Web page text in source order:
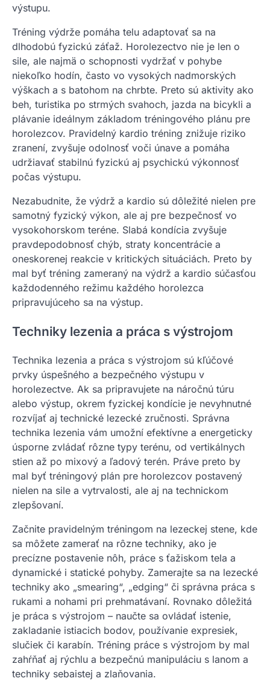
výstupu.
Tréning výdrže pomáha telu adaptovať sa na
dlhodobú fyzickú záťaž. Horolezectvo nie je len o
sile, ale najmä o schopnosti vydržať v pohybe
niekoľko hodín, často vo vysokých nadmorských
výškach a s batohom na chrbte. Preto sú aktivity ako
beh, turistika po strmých svahoch, jazda na bicykli a
plávanie ideálnym základom tréningového plánu pre
horolezcov. Pravidelný kardio tréning znižuje riziko
zranení, zvyšuje odolnosť voči únave a pomáha
udržiavať stabilnú fyzickú aj psychickú výkonnosť
počas výstupu.
Nezabudnite, že výdrž a kardio sú dôležité nielen pre
samotný fyzický výkon, ale aj pre bezpečnosť vo
vysokohorskom teréne. Slabá kondícia zvyšuje
pravdepodobnosť chýb, straty koncentrácie a
oneskorenej reakcie v kritických situáciách. Preto by
mal byť tréning zameraný na výdrž a kardio súčasťou
každodenného režimu každého horolezca
pripravujúceho sa na výstup.
Techniky lezenia a práca s výstrojom
Technika lezenia a práca s výstrojom sú kľúčové
prvky úspešného a bezpečného výstupu v
horolezectve. Ak sa pripravujete na náročnú túru
alebo výstup, okrem fyzickej kondície je nevyhnutné
rozvíjať aj technické lezecké zručnosti. Správna
technika lezenia vám umožní efektívne a energeticky
úsporne zvládať rôzne typy terénu, od vertikálnych
stien až po mixový a ľadový terén. Práve preto by
mal byť tréningový plán pre horolezcov postavený
nielen na sile a vytrvalosti, ale aj na technickom
zlepšovaní.
Začnite pravidelným tréningom na lezeckej stene, kde
sa môžete zamerať na rôzne techniky, ako je
precízne postavenie nôh, práce s ťažiskom tela a
dynamické i statické pohyby. Zamerajte sa na lezecké
techniky ako „smearing“, „edging“ či správna práca s
rukami a nohami pri prehmatávaní. Rovnako dôležitá
je práca s výstrojom – naučte sa ovládať istenie,
zakladanie istiacich bodov, používanie expresiek,
slučiek či karabín. Tréning práce s výstrojom by mal
zahŕňať aj rýchlu a bezpečnú manipuláciu s lanom a
techniky sebaistej a zlaňovania.